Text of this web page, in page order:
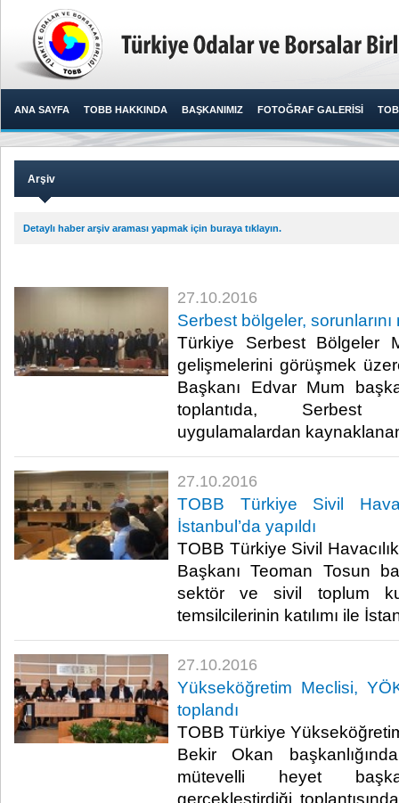
ANA SAYFA TOBB HAKKINDA BAŞKANIMIZ FOTOĞRAF GALERİSİ
Arşiv
Detaylı haber arşiv araması yapmak için buraya tıklayın.
27.10.2016
Serbest bölgeler, sorunlarını
Türkiye Serbest Bölgeler
gelişmelerini görüşmek
Başkanı Edvar Mum
toplantıda, Serbest
uygulamalardan
27.10.2016
TOBB Türkiye Sivil
İstanbul’da yapıldı
TOBB Türkiye Sivil
Başkanı Teoman Tosun
sektör ve sivil toplum
temsilcilerinin katılımı ile
27.10.2016
Yükseköğretim Meclisi, YÖK
toplandı
TOBB Türkiye
Bekir Okan
mütevelli heyet
gerçekleştirdiği